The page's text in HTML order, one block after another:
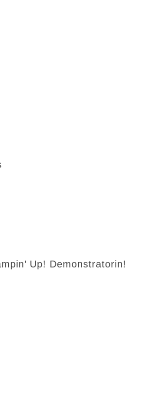
Up! Demonstratorin!